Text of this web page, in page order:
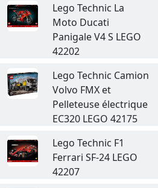
Lego Technic La
Moto Ducati
Panigale V4 S LEGO
42202
Lego Technic Camion
Volvo FMX et
Pelleteuse électrique
EC320 LEGO 42175
Lego Technic F1
Ferrari SF-24 LEGO
42207